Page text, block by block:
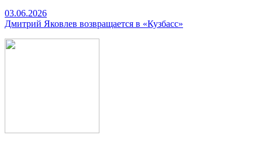
03.06.2026
Дмитрий Яковлев возвращается в «Кузбасс»